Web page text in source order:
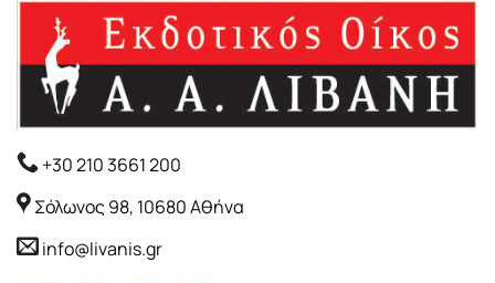
+30 210 3661 200
Σόλωνος 98, 10680 Αθήνα
info@livanis.gr